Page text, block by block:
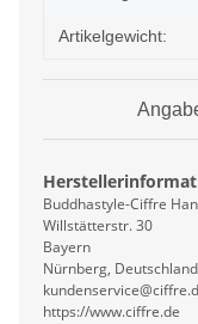
Artikelgewicht:
Buddhastyle-Ciffre
Willstätterstr. 30
Bayern
Nürnberg,
https://www.ciffre.de